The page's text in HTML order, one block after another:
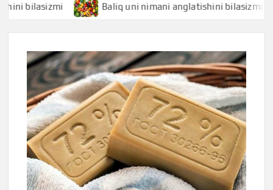
Baliq uni nimani anglatishini bilasizmi